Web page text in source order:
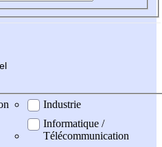
Industrie
Informatique /
Télécommunication